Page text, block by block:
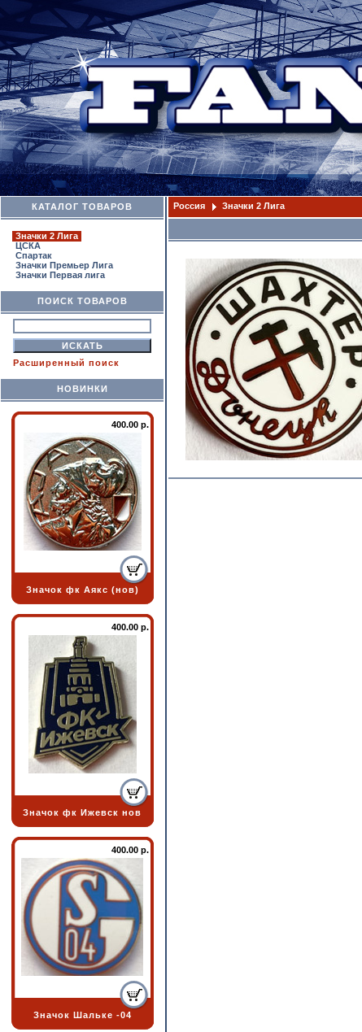
КАТАЛОГ ТОВАРОВ
Значки 2 Лига
ЦСКА
Спартак
Значки Премьер Лига
Значки Первая лига
ПОИСК ТОВАРОВ
Расширенный поиск
НОВИНКИ
400.00 р.
Значок фк Аякс (нов)
400.00 р.
Значок фк Ижевск нов
400.00 р.
Значок Шальке -04
Россия Значки 2 Лига